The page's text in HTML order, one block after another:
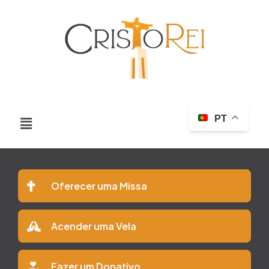
PT
Oferecer uma Missa
Acender uma Vela
Fazer um Donativo